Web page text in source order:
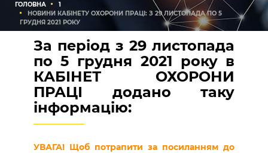
ГОЛОВНА
1
НОВИНИ КАБІНЕТУ ОХОРОНИ ПРАЦІ: З 29 ЛИСТОПАДА ПО 5
ГРУДНЯ 2021 РОКУ
За період з 29 листопада
по 5 грудня 2021 рокув
КАБІНЕТ ОХОРОНИ
ПРАЦІ додано таку
інформацію:
УВАГА! Щоб потрапити за посиланням до